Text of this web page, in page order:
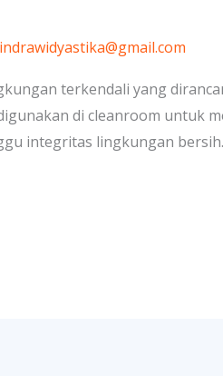
terkendali yang
di cleanroom untuk
integritas lingkungan